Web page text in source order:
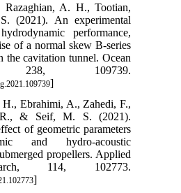
A. H., Tootian,
(2021). An experimental
performance,
of a normal skew B-series
the cavitation tunnel. Ocean
238, 109739.
]
Ebrahimi, A., Zahedi, F.,
R., & Seif, M. S. (2021).
of geometric parameters
and hydro-acoustic
propellers. Applied
114, 102773.
]